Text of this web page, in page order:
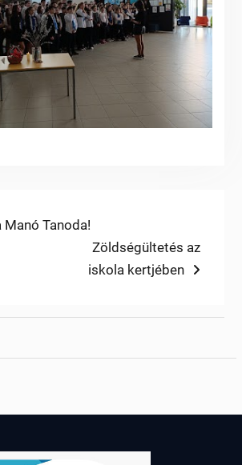
Manó Tanoda!
Next
post:
Zöldségültetés az
iskola kertjében